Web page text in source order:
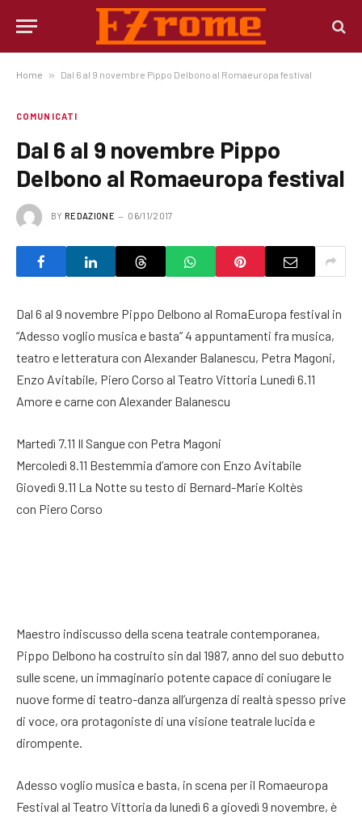
Home » Dal 6 al 9 novembre Pippo Delbono al Romaeuropa festival
COMUNICATI
Dal 6 al 9 novembre Pippo
Delbono al Romaeuropa festival
BY REDAZIONE 06/11/2017
Dal 6 al 9 novembre Pippo Delbono al RomaEuropa festival in
“Adesso voglio musica e basta” 4 appuntamenti fra musica,
teatro e letteratura con Alexander Balanescu, Petra Magoni,
Enzo Avitabile, Piero Corso al Teatro Vittoria Lunedì 6.11
Amore e carne con Alexander Balanescu
Martedì 7.11 Il Sangue con Petra Magoni
Mercoledì 8.11 Bestemmia d’amore con Enzo Avitabile
Giovedì 9.11 La Notte su testo di Bernard-Marie Koltès
con Piero Corso
Maestro indiscusso della scena teatrale contemporanea,
Pippo Delbono ha costruito sin dal 1987, anno del suo debutto
sulle scene, un immaginario potente capace di coniugare le
nuove forme di teatro-danza all’urgenza di realtà spesso prive
di voce, ora protagoniste di una visione teatrale lucida e
dirompente.
Adesso voglio musica e basta, in scena per il Romaeuropa
Festival al Teatro Vittoria da lunedì 6 a giovedì 9 novembre, è